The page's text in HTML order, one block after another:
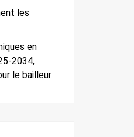
les
en
2034,
le bailleur